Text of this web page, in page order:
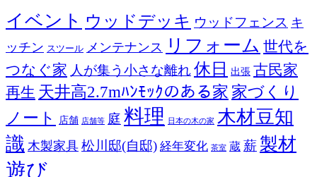
イベント ウッドデッキ ウッドフェンス キ
ッチン スツール メンテナンス リフォーム 世代を
つなぐ家 人が集う小さな離れ休日 出張 古民家
再生 天井高2.7mﾊﾝﾓｯｸのある家 家づくり
ノート
店舗 店舗等 庭 料理 日本の木の家 木材豆知
識 木製家具 松川邸(自邸) 経年変化 茶室 蔵 薪 製材
遊び